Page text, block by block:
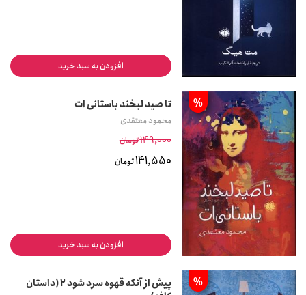
افزودن به سبد خرید
% تا صید لبخند باستانی ات
محمود معتقدی
149,000تومان
141,550تومان
افزودن به سبد خرید
%
پیش از آنکه قهوه سرد شود 2 (داستان